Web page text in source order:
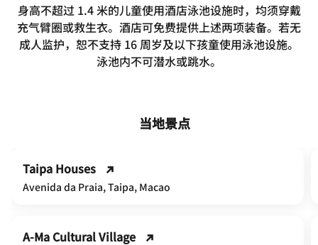
身高不超过 1.4 米的儿童使用酒店泳池设施时，均须穿戴
充气臂圈或救生衣。酒店可免费提供上述两项装备。若无
成人监护，恕不支持 16 周岁及以下孩童使用泳池设施。
泳池内不可潜水或跳水。
当地景点
Taipa Houses
Avenida da Praia, Taipa, Macao
A-Ma Cultural Village